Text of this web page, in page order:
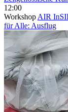
12:00
Workshop AIR
für Alle: Ausflug